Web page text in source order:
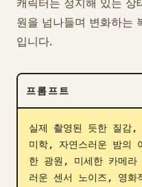
블로그
원을 넘나들며 변화하는
입니다.
프롬프트
실제 촬영된 듯한 질감,
미학, 자연스러운 밤의
한 광원, 미세한 카메
러운 센서 노이즈, 영화